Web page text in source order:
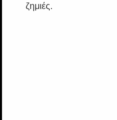
ζημιές.